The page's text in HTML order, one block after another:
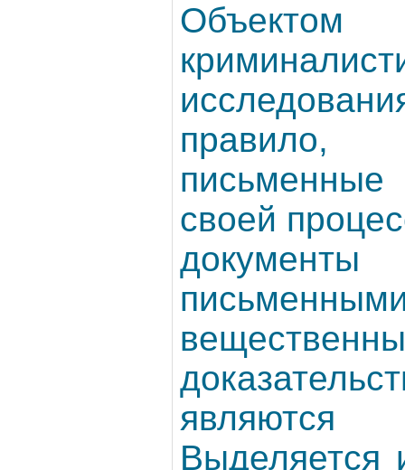
Объектом
своей
являются
Выделяется